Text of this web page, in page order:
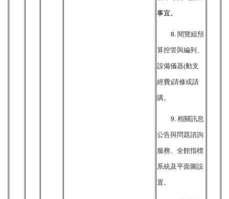
事宜。
8. 閱覽組預
算控管與編列、
設備儀器(動支
經費)請修或請
購。
9. 相關訊息
公告與問題諮詢
服務、全館指標
系統及平面圖設
置。